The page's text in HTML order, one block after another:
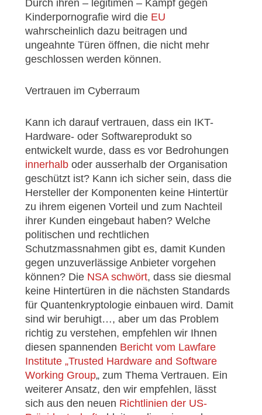
Durch ihren – legitimen – Kampf gegen
Kinderpornografie wird die EU
wahrscheinlich dazu beitragen und
ungeahnte Türen öffnen, die nicht mehr
geschlossen werden können.
Vertrauen im Cyberraum
Kann ich darauf vertrauen, dass ein IKT-
Hardware- oder Softwareprodukt so
entwickelt wurde, dass es vor Bedrohungen
innerhalboder ausserhalb der Organisation
geschützt ist? Kann ich sicher sein, dass die
Hersteller der Komponenten keine Hintertür
zu ihrem eigenen Vorteil und zum Nachteil
ihrer Kunden eingebaut haben? Welche
politischen und rechtlichen
Schutzmassnahmen gibt es, damit Kunden
gegen unzuverlässige Anbieter vorgehen
können? Die NSA schwört, dass sie diesmal
keine Hintertüren in die nächsten Standards
für Quantenkryptologie einbauen wird. Damit
sind wir beruhigt…, aber um das Problem
richtig zu verstehen, empfehlen wir Ihnen
diesen spannenden Bericht vom Lawfare
Institute „Trusted Hardware and Software
Working Group„zum Thema Vertrauen. Ein
weiterer Ansatz, den wir empfehlen, lässt
sich aus den neuen Richtlinien der US-